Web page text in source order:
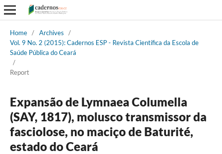
Home / Archives
/
Vol. 9 No. 2 (2015): Cadernos ESP - Revista Cientí­fica da Escola de
Saúde Pública do Ceará
/
Report
Expansão de Lymnaea Columella
(SAY, 1817), molusco transmissor da
fasciolose, no maciço de Baturité,
estado do Ceará